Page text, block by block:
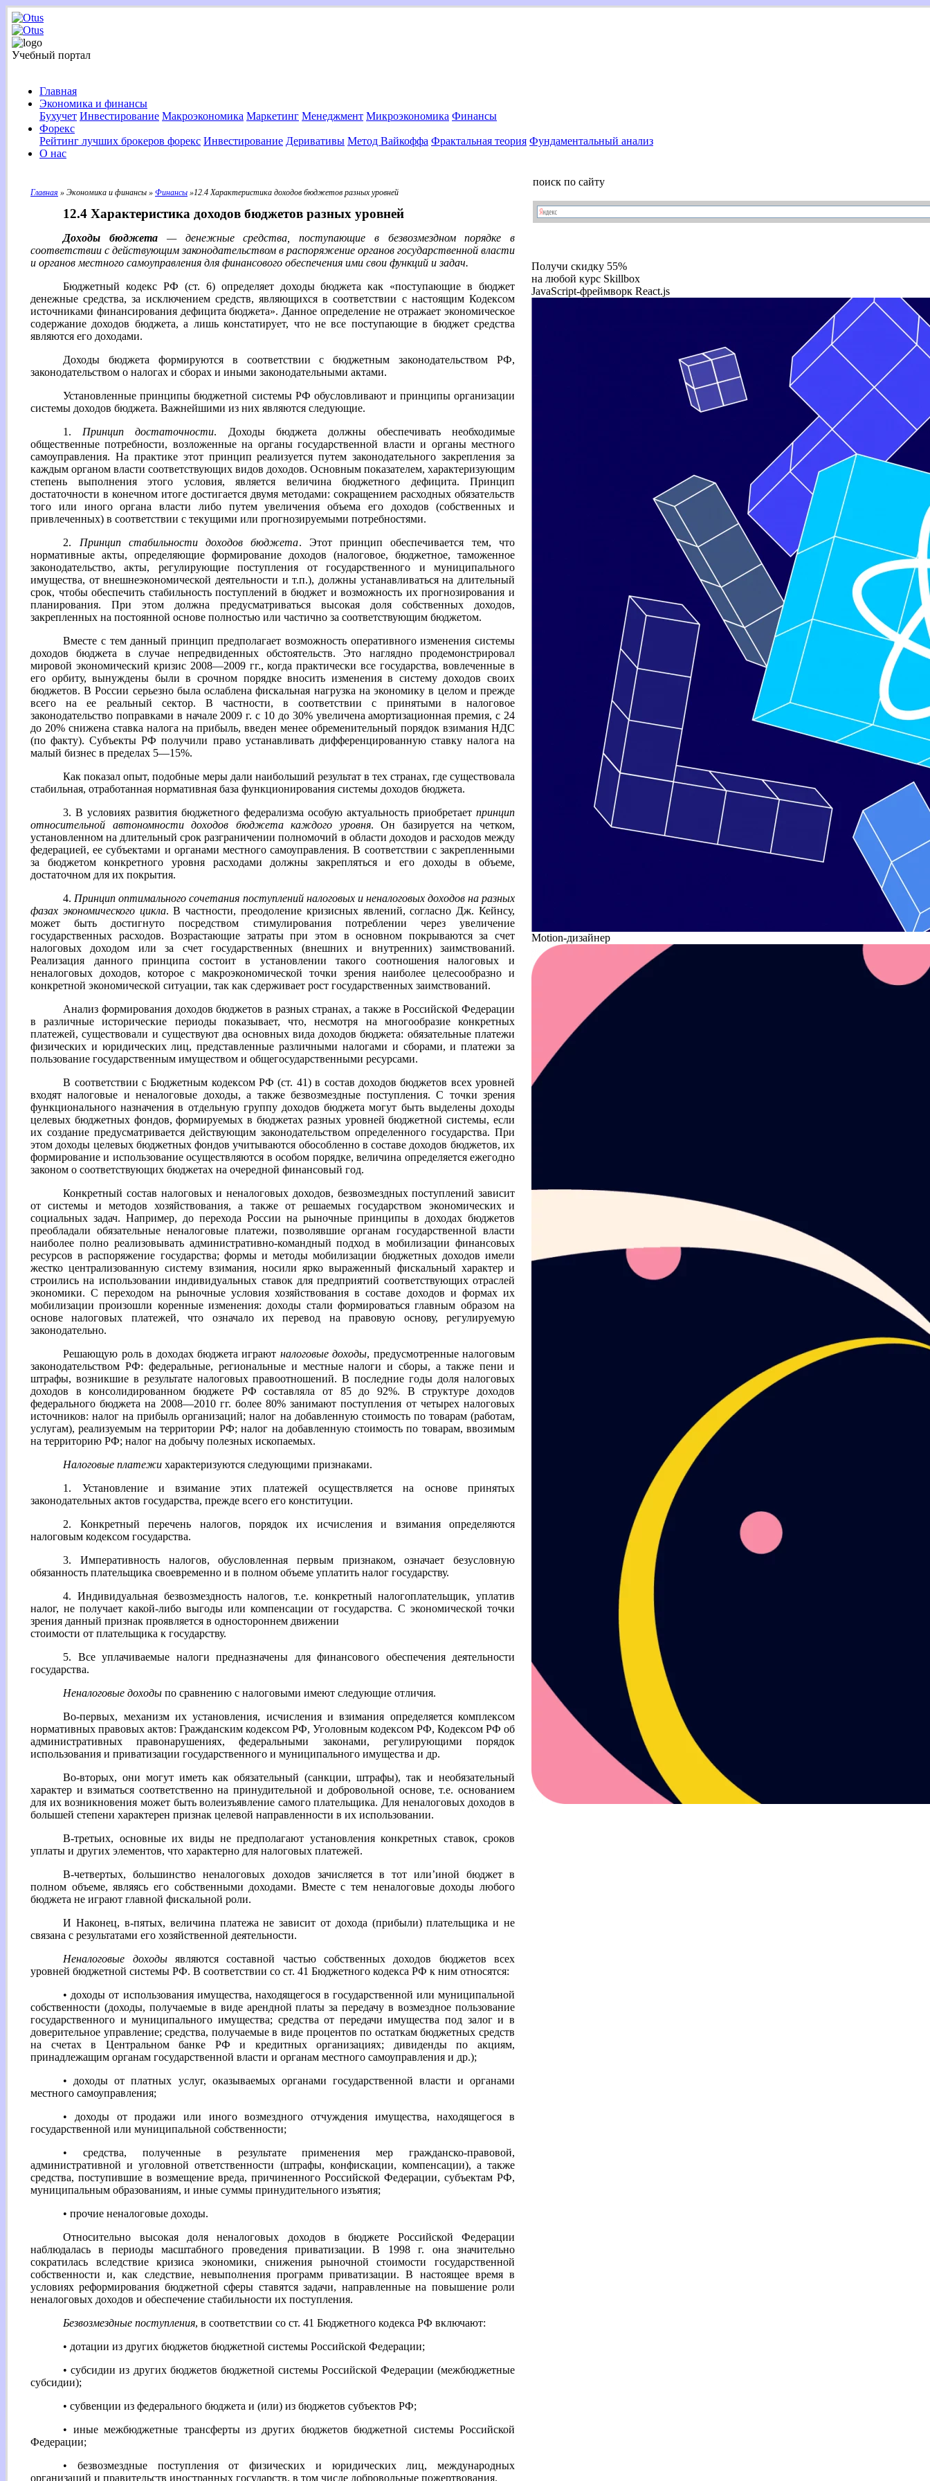
Учебный портал
Главная
Экономика и финансы
Бухучет Инвестирование Макроэкономика Маркетинг Менеджмент Микроэкономика Финансы
Форекс
Рейтинг лучших брокеров форекс Инвестирование Деривативы Метод Вайкоффа Фрактальная теория Фундаментальный анализ
О нас
Главная » Экономика и финансы » Финансы »12.4 Характеристика доходов бюджетов разных уровней
12.4 Характеристика доходов бюджетов разных уровней
Доходы бюджета — денежные средства, поступающие в безвозмездном порядке в
соответствии с действующим законодательством в распоряжение органов государственной власти
и органов местного самоуправления для финансового обеспечения ими свои функций и задач.
Бюджетный кодекс РФ (ст. 6) определяет доходы бюджета как «поступающие в бюджет
денежные средства, за исключением средств, являющихся в соответствии с настоящим Кодексом
источниками финансирования дефицита бюджета». Данное определение не отражает экономическое
содержание доходов бюджета, а лишь констатирует, что не все поступающие в бюджет средства
являются его доходами.
Доходы бюджета формируются в соответствии с бюджетным законодательством РФ,
законодательством о налогах и сборах и иными законодательными актами.
Установленные принципы бюджетной системы РФ обусловливают и принципы организации
системы доходов бюджета. Важнейшими из них являются следующие.
1. Принцип достаточности. Доходы бюджета должны обеспечивать необходимые
общественные потребности, возложенные на органы государственной власти и органы местного
самоуправления. На практике этот принцип реализуется путем законодательного закрепления за
каждым органом власти соответствующих видов доходов. Основным показателем, характеризующим
степень выполнения этого условия, является величина бюджетного дефицита. Принцип
достаточности в конечном итоге достигается двумя методами: сокращением расходных обязательств
того или иного органа власти либо путем увеличения объема его доходов (собственных и
привлеченных) в соответствии с текущими или прогнозируемыми потребностями.
2. Принцип стабильности доходов бюджета. Этот принцип обеспечивается тем, что
нормативные акты, определяющие формирование доходов (налоговое, бюджетное, таможенное
законодательство, акты, регулирующие поступления от государственного и муниципального
имущества, от внешнеэкономической деятельности и т.п.), должны устанавливаться на длительный
срок, чтобы обеспечить стабильность поступлений в бюджет и возможность их прогнозирования и
планирования. При этом должна предусматриваться высокая доля собственных доходов,
закрепленных на постоянной основе полностью или частично за соответствующим бюджетом.
Вместе с тем данный принцип предполагает возможность оперативного изменения системы
доходов бюджета в случае непредвиденных обстоятельств. Это наглядно продемонстрировал
мировой экономический кризис 2008—2009 гг., когда практически все государства, вовлеченные в
его орбиту, вынуждены были в срочном порядке вносить изменения в систему доходов своих
бюджетов. В России серьезно была ослаблена фискальная нагрузка на экономику в целом и прежде
всего на ее реальный сектор. В частности, в соответствии с принятыми в налоговое
законодательство поправками в начале 2009 г. с 10 до 30% увеличена амортизационная премия, с 24
до 20% снижена ставка налога на прибыль, введен менее обременительный порядок взимания НДС
(по факту). Субъекты РФ получили право устанавливать дифференцированную ставку налога на
малый бизнес в пределах 5—15%.
Как показал опыт, подобные меры дали наибольший результат в тех странах, где существовала
стабильная, отработанная нормативная база функционирования системы доходов бюджета.
3. В условиях развития бюджетного федерализма особую актуальность приобретает принцип
относительной автономности доходов бюджета каждого уровня. Он базируется на четком,
установленном на длительный срок разграничении полномочий в области доходов и расходов между
федерацией, ее субъектами и органами местного самоуправления. В соответствии с закрепленными
за бюджетом конкретного уровня расходами должны закрепляться и его доходы в объеме,
достаточном для их покрытия.
4. Принцип оптимального сочетания поступлений налоговых и неналоговых доходов на разных
фазах экономического цикла. В частности, преодоление кризисных явлений, согласно Дж. Кейнсу,
может быть достигнуто посредством стимулирования потреблении через увеличение
государственных расходов. Возрастающие затраты при этом в основном покрываются за счет
налоговых доходом или за счет государственных (внешних и внутренних) заимствований.
Реализация данного принципа состоит в установлении такого соотношения налоговых и
неналоговых доходов, которое с макроэкономической точки зрения наиболее целесообразно и
конкретной экономической ситуации, так как сдерживает рост государственных заимствований.
Анализ формирования доходов бюджетов в разных странах, а также в Российской Федерации
в различные исторические периоды показывает, что, несмотря на многообразие конкретных
платежей, существовали и существуют два основных вида доходов бюджета: обязательные платежи
физических и юридических лиц, представленные различными налогами и сборами, и платежи за
пользование государственным имуществом и общегосударственными ресурсами.
В соответствии с Бюджетным кодексом РФ (ст. 41) в состав доходов бюджетов всех уровней
входят налоговые и неналоговые доходы, а также безвозмездные поступления. С точки зрения
функционального назначения в отдельную группу доходов бюджета могут быть выделены доходы
целевых бюджетных фондов, формируемых в бюджетах разных уровней бюджетной системы, если
их создание предусматривается действующим законодательством определенного государства. При
этом доходы целевых бюджетных фондов учитываются обособленно в составе доходов бюджетов, их
формирование и использование осуществляются в особом порядке, величина определяется ежегодно
законом о соответствующих бюджетах на очередной финансовый год.
Конкретный состав налоговых и неналоговых доходов, безвозмездных поступлений зависит
от системы и методов хозяйствования, а также от решаемых государством экономических и
социальных задач. Например, до перехода России на рыночные принципы в доходах бюджетов
преобладали обязательные неналоговые платежи, позволявшие органам государственной власти
наиболее полно реализовывать административно-командный подход в мобилизации финансовых
ресурсов в распоряжение государства; формы и методы мобилизации бюджетных доходов имели
жестко централизованную систему взимания, носили ярко выраженный фискальный характер и
строились на использовании индивидуальных ставок для предприятий соответствующих отраслей
экономики. С переходом на рыночные условия хозяйствования в составе доходов и формах их
мобилизации произошли коренные изменения: доходы стали формироваться главным образом на
основе налоговых платежей, что означало их перевод на правовую основу, регулируемую
законодательно.
Решающую роль в доходах бюджета играют налоговые доходы, предусмотренные налоговым
законодательством РФ: федеральные, региональные и местные налоги и сборы, а также пени и
штрафы, возникшие в результате налоговых правоотношений. В последние годы доля налоговых
доходов в консолидированном бюджете РФ составляла от 85 до 92%. В структуре доходов
федерального бюджета на 2008—2010 гг. более 80% занимают поступления от четырех налоговых
источников: налог на прибыль организаций; налог на добавленную стоимость по товарам (работам,
услугам), реализуемым на территории РФ; налог на добавленную стоимость по товарам, ввозимым
на территорию РФ; налог на добычу полезных ископаемых.
Налоговые платежи характеризуются следующими признаками.
1. Установление и взимание этих платежей осуществляется на основе принятых
законодательных актов государства, прежде всего его конституции.
2. Конкретный перечень налогов, порядок их исчисления и взимания определяются
налоговым кодексом государства.
3. Императивность налогов, обусловленная первым признаком, означает безусловную
обязанность плательщика своевременно и в полном объеме уплатить налог государству.
4. Индивидуальная безвозмездность налогов, т.е. конкретный налогоплательщик, уплатив
налог, не получает какой-либо выгоды или компенсации от государства. С экономической точки
зрения данный признак проявляется в одностороннем движении
стоимости от плательщика к государству.
5. Все уплачиваемые налоги предназначены для финансового обеспечения деятельности
государства.
Неналоговые доходы по сравнению с налоговыми имеют следующие отличия.
Во-первых, механизм их установления, исчисления и взимания определяется комплексом
нормативных правовых актов: Гражданским кодексом РФ, Уголовным кодексом РФ, Кодексом РФ об
административных правонарушениях, федеральными законами, регулирующими порядок
использования и приватизации государственного и муниципального имущества и др.
Во-вторых, они могут иметь как обязательный (санкции, штрафы), так и необязательный
характер и взиматься соответственно на принудительной и добровольной основе, т.е. основанием
для их возникновения может быть волеизъявление самого плательщика. Для неналоговых доходов в
болышей степени характерен признак целевой направленности в их использовании.
В-третьих, основные их виды не предполагают установления конкретных ставок, сроков
уплаты и других элементов, что характерно для налоговых платежей.
В-четвертых, большинство неналоговых доходов зачисляется в тот или’иной бюджет в
полном объеме, являясь его собственными доходами. Вместе с тем неналоговые доходы любого
бюджета не играют главной фискальной роли.
И Наконец, в-пятых, величина платежа не зависит от дохода (прибыли) плательщика и не
связана с результатами его хозяйственной деятельности.
Неналоговые доходыявляются составной частью собственных доходов бюджетов всех
уровней бюджетной системы РФ. В соответствии со ст. 41 Бюджетного кодекса РФ к ним относятся:
• доходы от использования имущества, находящегося в государственной или муниципальной
собственности (доходы, получаемые в виде арендной платы за передачу в возмездное пользование
государственного и муниципального имущества; средства от передачи имущества под залог и в
доверительное управление; средства, получаемые в виде процентов по остаткам бюджетных средств
на счетах в Центральном банке РФ и кредитных организациях; дивиденды по акциям,
принадлежащим органам государственной власти и органам местного самоуправления и др.);
• доходы от платных услуг, оказываемых органами государственной власти и органами
местного самоуправления;
• доходы от продажи или иного возмездного отчуждения имущества, находящегося в
государственной или муниципальной собственности;
• средства, полученные в результате применения мер гражданско-правовой,
административной и уголовной ответственности (штрафы, конфискации, компенсации), а также
средства, поступившие в возмещение вреда, причиненного Российской Федерации, субъектам РФ,
муниципальным образованиям, и иные суммы принудительного изъятия;
• прочие неналоговые доходы.
Относительно высокая доля неналоговых доходов в бюджете Российской Федерации
наблюдалась в периоды масштабного проведения приватизации. В 1998 г. она значительно
сократилась вследствие кризиса экономики, снижения рыночной стоимости государственной
собственности и, как следствие, невыполнения программ приватизации. В настоящее время в
условиях реформирования бюджетной сферы ставятся задачи, направленные на повышение роли
неналоговых доходов и обеспечение стабильности их поступления.
Безвозмездные поступления, в соответствии со ст. 41 Бюджетного кодекса РФ включают:
• дотации из других бюджетов бюджетной системы Российской Федерации;
• субсидии из других бюджетов бюджетной системы Российской Федерации (межбюджетные
субсидии);
• субвенции из федерального бюджета и (или) из бюджетов субъектов РФ;
• иные межбюджетные трансферты из других бюджетов бюджетной системы Российской
Федерации;
• безвозмездные поступления от физических и юридических лиц, международных
организаций и правительств иностранных государств, в том числе добровольные пожертвования.
поиск по сайту
Получи скидку 55%
на любой курс Skillbox
JavaScript-фреймворк React.js
Motion-дизайнер